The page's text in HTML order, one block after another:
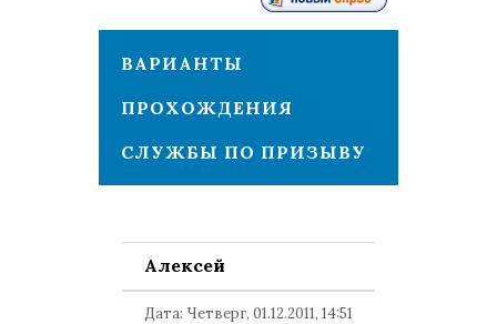
ВАРИАНТЫ
ПРОХОЖДЕНИЯ
СЛУЖБЫ ПО ПРИЗЫВУ
Алексей
Дата: Четверг, 01.12.2011, 14:51